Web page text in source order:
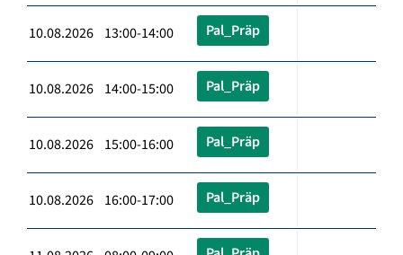
10.08.2026 13:00-14:00 Pal_Präp
10.08.2026 14:00-15:00 Pal_Präp
10.08.2026 15:00-16:00 Pal_Präp
10.08.2026 16:00-17:00 Pal_Präp